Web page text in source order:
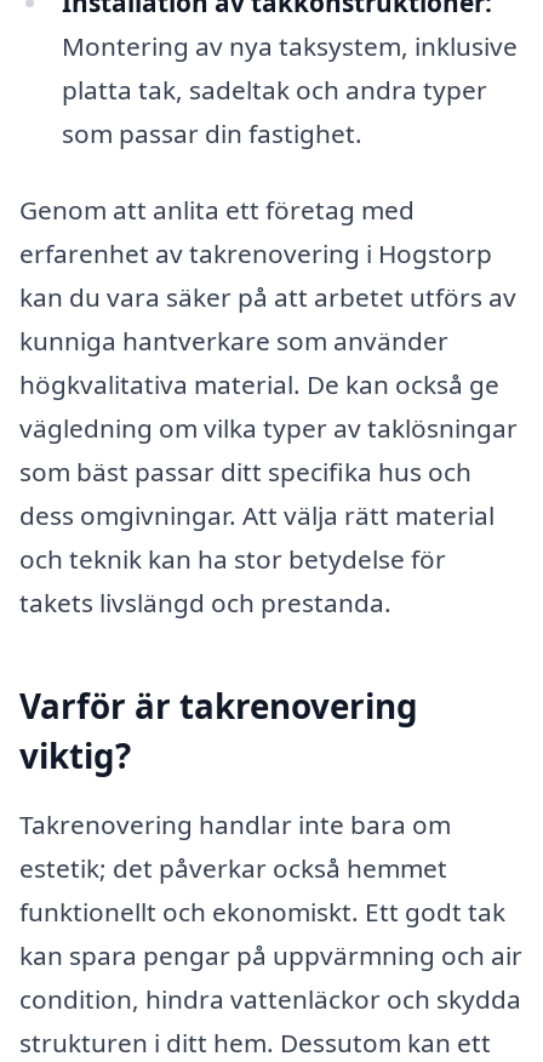
Montering av nya taksystem, inklusive
platta tak, sadeltak och andra typer
som passar din fastighet.
Genom att anlita ett företag med
erfarenhet av takrenovering i Hogstorp
kan du vara säker på att arbetet utförs av
kunniga hantverkare som använder
högkvalitativa material. De kan också ge
vägledning om vilka typer av taklösningar
som bäst passar ditt specifika hus och
dess omgivningar. Att välja rätt material
och teknik kan ha stor betydelse för
takets livslängd och prestanda.
Varför är takrenovering
viktig?
Takrenovering handlar inte bara om
estetik; det påverkar också hemmet
funktionellt och ekonomiskt. Ett godt tak
kan spara pengar på uppvärmning och air
condition, hindra vattenläckor och skydda
strukturen i ditt hem. Dessutom kan ett